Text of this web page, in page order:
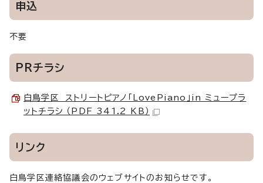
申込
不要
PRチラシ
白鳥学区 ストリートピアノ「LovePiano」in ミュープラ
ットチラシ （PDF 341.2 KB）
リンク
白鳥学区連絡協議会のウェブサイトのお知らせです。